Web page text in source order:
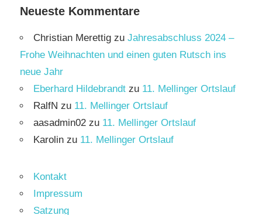
Neueste Kommentare
Christian Merettig zu Jahresabschluss 2024 –
Frohe Weihnachten und einen guten Rutsch ins
neue Jahr
Eberhard Hildebrandt zu 11. Mellinger Ortslauf
RalfN zu 11. Mellinger Ortslauf
aasadmin02 zu 11. Mellinger Ortslauf
Karolin zu 11. Mellinger Ortslauf
Kontakt
Impressum
Satzung